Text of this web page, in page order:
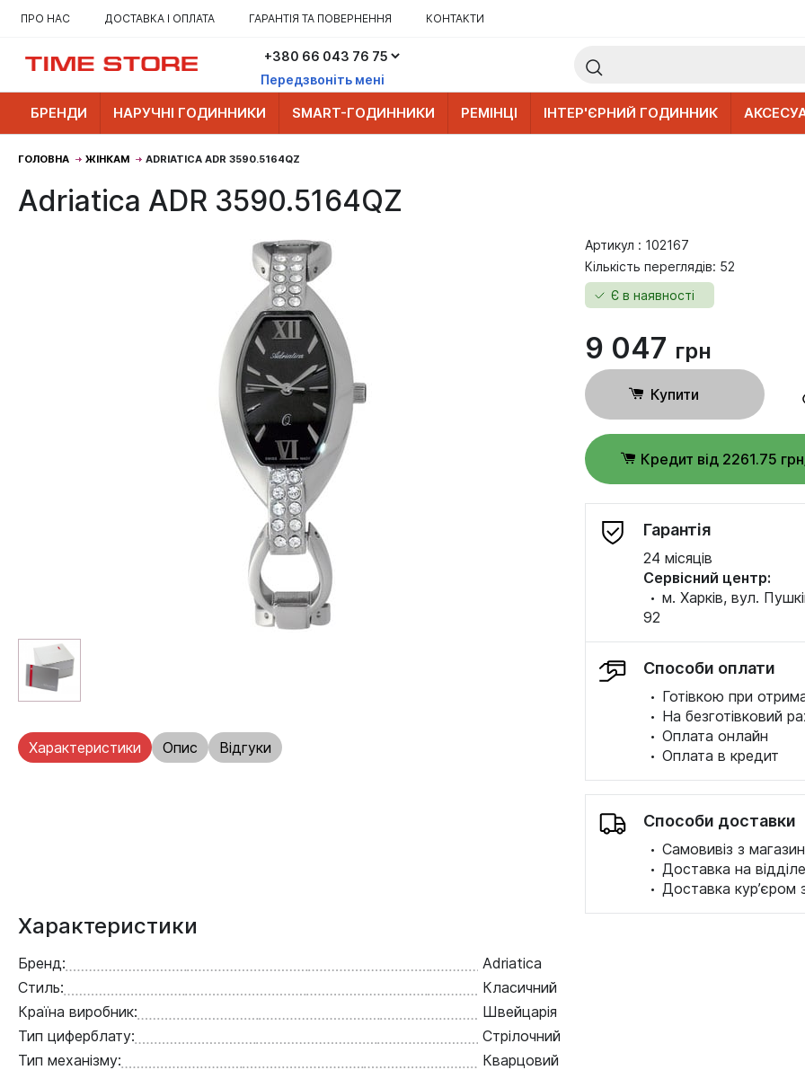
ПРО НАС ДОСТАВКА І ОПЛАТА ГАРАНТІЯ ТА ПОВЕРНЕННЯ КОНТАКТИ
Передзвоніть мені
БРЕНДИ НАРУЧНІ ГОДИННИКИ SMART-ГОДИННИКИ РЕМІНЦІ ІНТЕР'ЄРНИЙ ГОДИННИК
ГОЛОВНА ЖІНКАМ ADRIATICA ADR 3590.5164QZ
Adriatica ADR 3590.5164QZ
Характеристики Опис Відгуки
Артикул : 102167
Кількість переглядів: 52
Є в наявності
9 047 грн
Купити
Кредит від 2261.75
Гарантія
24 місяців
Сервісний центр:
·м. Харків, вул.
92
Способи оплати
· Готівкою при
· На безготівковий
·Оплата онлайн
·Оплата в кредит
Способи доставки
·Самовивіз з
·Доставка на
·Доставка кур’єром
Характеристики
Бренд:
Adriatica
Стиль:
Класичний
Країна виробник:
Швейцарія
Тип циферблату:
Стрілочний
Тип механізму:
Кварцовий